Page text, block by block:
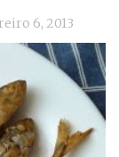
6, 2013